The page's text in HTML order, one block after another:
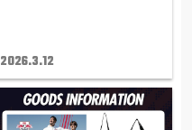
2026.3.12